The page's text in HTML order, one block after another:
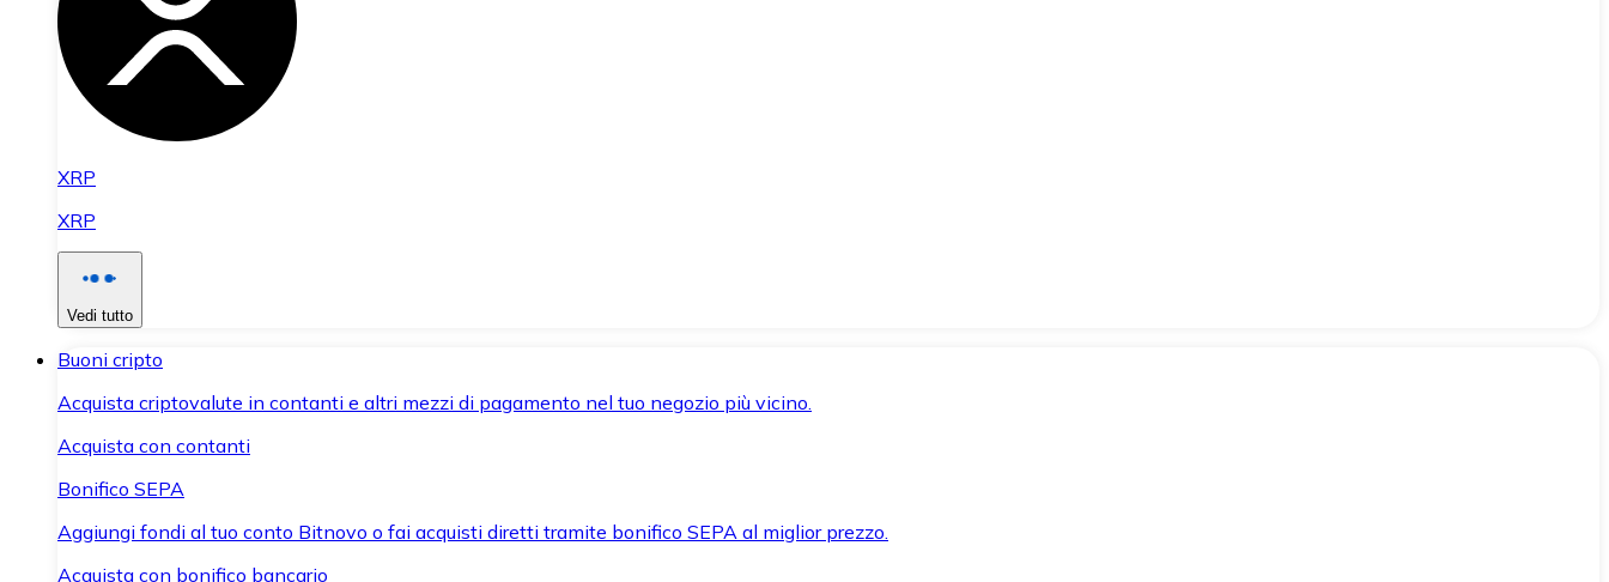
XRP
XRP
Vedi tutto
Buoni cripto
Acquista criptovalute in contanti e altri mezzi di pagamento nel tuo negozio più vicino.
Acquista con contanti
Bonifico SEPA
Aggiungi fondi al tuo conto Bitnovo o fai acquisti diretti tramite bonifico SEPA al miglior prezzo.
Acquista con bonifico bancario